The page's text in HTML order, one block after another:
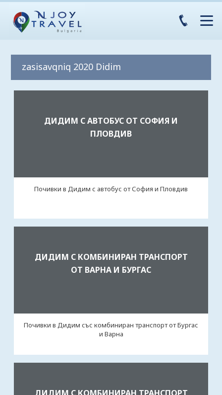
zasisavqniq 2020 Didim
ДИДИМ С АВТОБУС ОТ СОФИЯ И
ПЛОВДИВ
Почивки в Дидим с автобус от София и Пловдив
ДИДИМ С КОМБИНИРАН ТРАНСПОРТ
ОТ ВАРНА И БУРГАС
Почивки в Дидим със комбиниран транспорт от Бургас
и Варна
ДИДИМ С КОМБИНИРАН ТРАНСПОРТ